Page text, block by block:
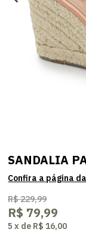
SANDALIA
R$ 229,99
R$ 79,99
5 x de R$ 16,00